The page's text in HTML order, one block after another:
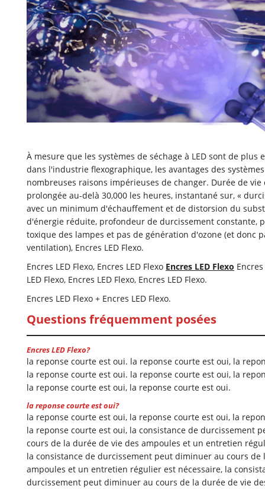
À mesure que les systèmes de séchage à LED sont de plus
dans l'industrie flexographique, les avantages des
nombreuses raisons impérieuses de changer. Durée de vie
prolongée au-delà 30,000 les heures, instantané sur, «
avec un minimum d'échauffement et de distorsion du
d'énergie réduite, profondeur de durcissement constante,
toxique des lampes et pas de génération d'ozone (et donc
ventilation), Encres LED Flexo.
Encres LED Flexo, Encres LED Flexo Encres LED Flexo
LED Flexo, Encres LED Flexo, Encres LED Flexo.
Encres LED Flexo + Encres LED Flexo.
Questions fréquemment posées
Encres LED Flexo?
la reponse courte est oui. la reponse courte est oui, la
la reponse courte est oui. la reponse courte est oui, la
la reponse courte est oui, la reponse courte est oui.
la reponse courte est oui?
la reponse courte est oui, la reponse courte est oui, la
la reponse courte est oui, la consistance de durcissement
cours de la durée de vie des ampoules et un entretien
la consistance de durcissement peut diminuer au cours de
ampoules et un entretien régulier est nécessaire, la
durcissement peut diminuer au cours de la durée de vie